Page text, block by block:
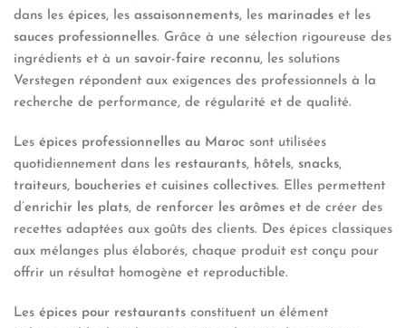
dans les épices, les assaisonnements, les marinades et les
sauces professionnelles. Grâce à une sélection rigoureuse des
ingrédients et à un savoir-faire reconnu, les solutions
Verstegen répondent aux exigences des professionnels à la
recherche de performance, de régularité et de qualité.
Les épices professionnelles au Maroc sont utilisées
quotidiennement dans les restaurants, hôtels, snacks,
traiteurs, boucheries et cuisines collectives. Elles permettent
d’enrichir les plats, de renforcer les arômes et de créer des
recettes adaptées aux goûts des clients. Des épices classiques
aux mélanges plus élaborés, chaque produit est conçu pour
offrir un résultat homogène et reproductible.
Les épices pour restaurants constituent un élément